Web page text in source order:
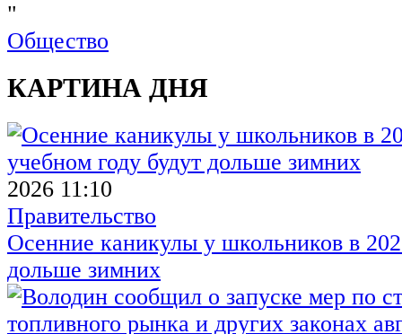
"
Общество
КАРТИНА ДНЯ
2026 11:10
Правительство
Осенние каникулы у школьников в
дольше зимних